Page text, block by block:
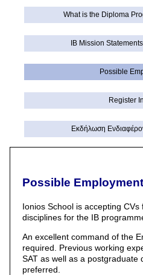
What is the Diploma
IB Mission
Possible
Register
Εκδήλωση
Possible Employment
Ionios School is accepting
disciplines for the IB
An excellent command of the
required. Previous working
SAT as well as a postgraduate
preferred.